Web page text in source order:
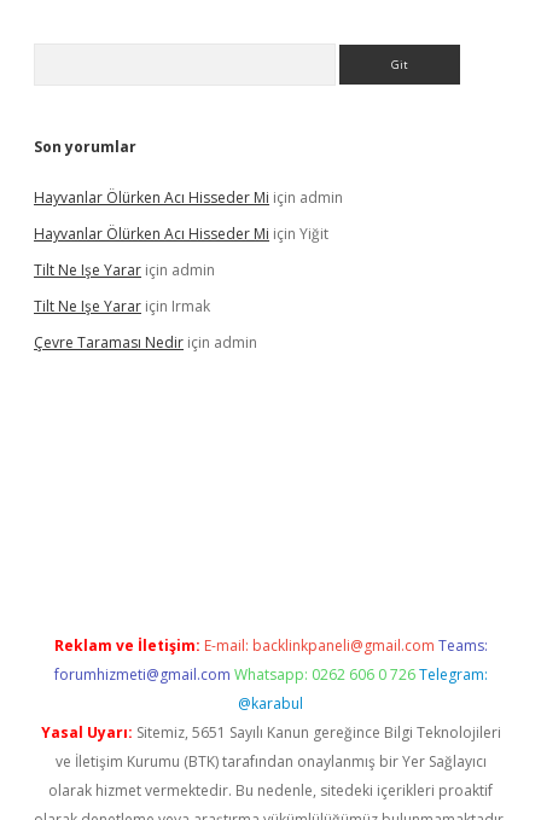
Son yorumlar
Hayvanlar Ölürken Acı Hisseder Mi için admin
Hayvanlar Ölürken Acı Hisseder Mi için Yiğit
Tilt Ne Işe Yarar için admin
Tilt Ne Işe Yarar için Irmak
Çevre Taraması Nedir için admin
Reklam ve İletişim: E-mail: backlinkpaneli@gmail.com Teams:
forumhizmeti@gmail.com Whatsapp: 0262 606 0 726 Telegram:
@karabul
Yasal Uyarı: Sitemiz, 5651 Sayılı Kanun gereğince Bilgi Teknolojileri
ve İletişim Kurumu (BTK) tarafından onaylanmış bir Yer Sağlayıcı
olarak hizmet vermektedir. Bu nedenle, sitedeki içerikleri proaktif